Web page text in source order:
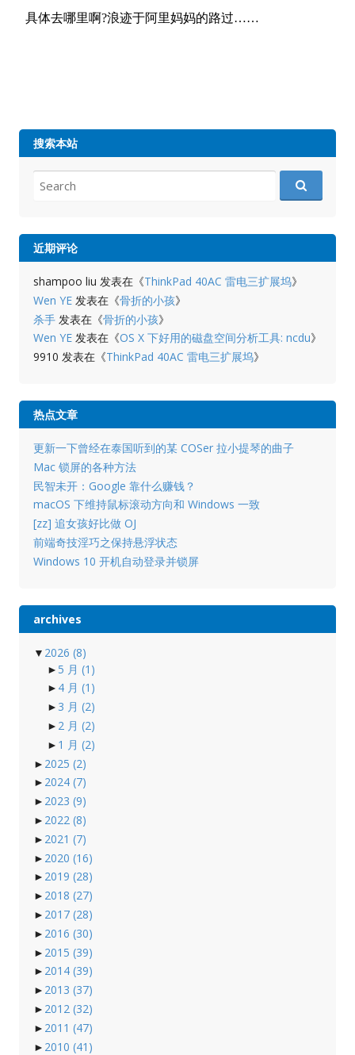
搜索本站
for:
近期评论
shampoo liu 发表在《ThinkPad 40AC 雷电三扩展坞》
Wen YE发表在《骨折的小孩》
杀手发表在《骨折的小孩》
Wen YE发表在《OS X 下好用的磁盘空间分析工具: ncdu》
9910 发表在《ThinkPad 40AC 雷电三扩展坞》
热点文章
更新一下曾经在泰国听到的某 COSer 拉小提琴的曲子
Mac 锁屏的各种方法
民智未开：Google 靠什么赚钱？
macOS 下维持鼠标滚动方向和 Windows 一致
[zz] 追女孩好比做 OJ
前端奇技淫巧之保持悬浮状态
Windows 10 开机自动登录并锁屏
archives
▼ 2026 (8)
► 5 月 (1)
► 4 月 (1)
► 3 月 (2)
► 2 月 (2)
► 1 月 (2)
► 2025 (2)
► 2024 (7)
► 2023 (9)
► 2022 (8)
► 2021 (7)
► 2020 (16)
► 2019 (28)
► 2018 (27)
► 2017 (28)
► 2016 (30)
► 2015 (39)
► 2014 (39)
► 2013 (37)
► 2012 (32)
► 2011 (47)
► 2010 (41)